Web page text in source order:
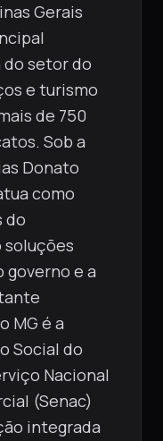
Gerais
setor do
e turismo
de 750
Sob a
Donato
como
do
soluções
governo e a
MG é a
Social do
Nacional
(Senac)
integrada